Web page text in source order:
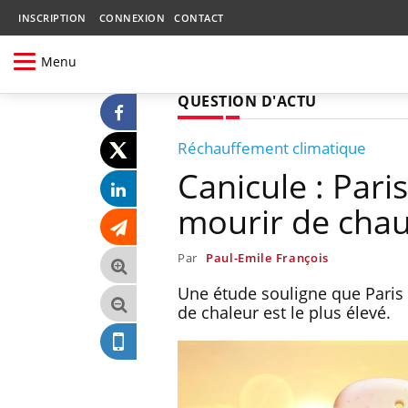
INSCRIPTION CONNEXION CONTACT
Menu
QUESTION D'ACTU
Réchauffement climatique
Canicule :
mourir de
Par Paul-Emile François
Une étude souligne que
de chaleur est le plus élevé.